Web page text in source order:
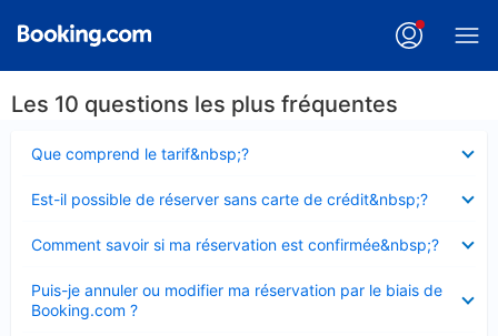
Les 10 questions les plus fréquentes
Que comprend le tarif&nbsp;?
fermé
Est-il possible de réserver sans carte de crédit&nbsp;?
fermé
Comment savoir si ma réservation est confirmée&nbsp;?
fermé
Puis-je annuler ou modifier ma réservation par le biais de
Booking.com ?
fermé